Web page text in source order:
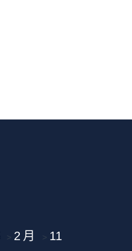
> 2 月 > 11